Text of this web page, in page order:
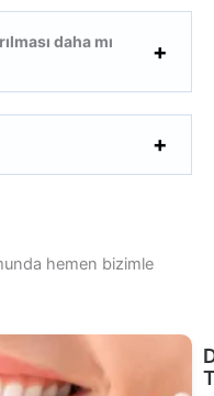
daha mı
hemen bizimle